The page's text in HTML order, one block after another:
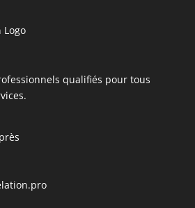
qualifiés pour tous